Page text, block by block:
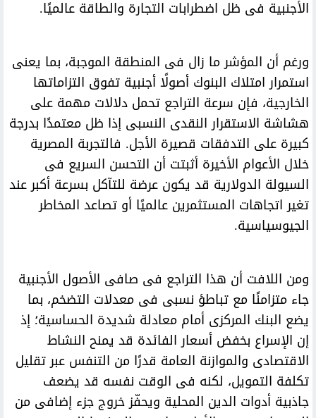
الأجنبية فى ظل اضطرابات التجارة والطاقة عالميًا.
ورغم أن المؤشر ما زال فى المنطقة الموجبة، بما يعنى
استمرار امتلاك البنوك أصولًا أجنبية تفوق التزاماتها
الخارجية، فإن سرعة التراجع تحمل دلالات مهمة على
هشاشة الاستقرار النقدى النسبى إذا ظل معتمدًا بدرجة
كبيرة على التدفقات قصيرة الأجل. فالتجربة المصرية
خلال الأعوام الأخيرة أثبتت أن التحسن السريع فى
السيولة الدولارية قد يكون عرضة للتآكل بسرعة أكبر عند
تغير اتجاهات المستثمرين عالميًا أو تصاعد المخاطر
الجيوسياسية.
ومن اللافت أن هذا التراجع فى صافى الأصول الأجنبية
جاء متزامنًا مع تباطؤ نسبى فى معدلات التضخم، بما
يضع البنك المركزى أمام معادلة شديدة الحساسية؛ إذ
إن الإسراع بخفض أسعار الفائدة قد يمنح النشاط
الاقتصادى والموازنة العامة قدرًا من التنفس عبر تقليل
تكلفة التمويل، لكنه فى الوقت نفسه قد يضعف
جاذبية أدوات الدين المحلية ويحفّز خروج جزء إضافى من